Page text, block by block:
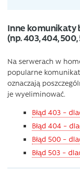
Inne komunikaty
(np. 403, 404, 500,
Na serwerach w
popularne
oznaczają
je wyeliminować.
Błąd 403 –
Błąd 404 –
Błąd 500 –
Błąd 503 –